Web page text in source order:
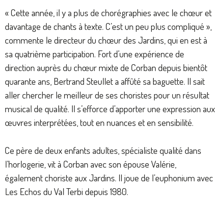
« Cette année, il y a plus de chorégraphies avec le chœur et
davantage de chants à texte. C’est un peu plus compliqué »,
commente le directeur du chœur des Jardins, qui en est à
sa quatrième participation. Fort d’une expérience de
direction auprès du chœur mixte de Corban depuis bientôt
quarante ans, Bertrand Steullet a affûté sa baguette. Il sait
aller chercher le meilleur de ses choristes pour un résultat
musical de qualité. Il s’efforce d’apporter une expression aux
œuvres interprétées, tout en nuances et en sensibilité.
Ce père de deux enfants adultes, spécialiste qualité dans
l’horlogerie, vit à Corban avec son épouse Valérie,
également choriste aux Jardins. Il joue de l’euphonium avec
Les Echos du Val Terbi depuis 1980.